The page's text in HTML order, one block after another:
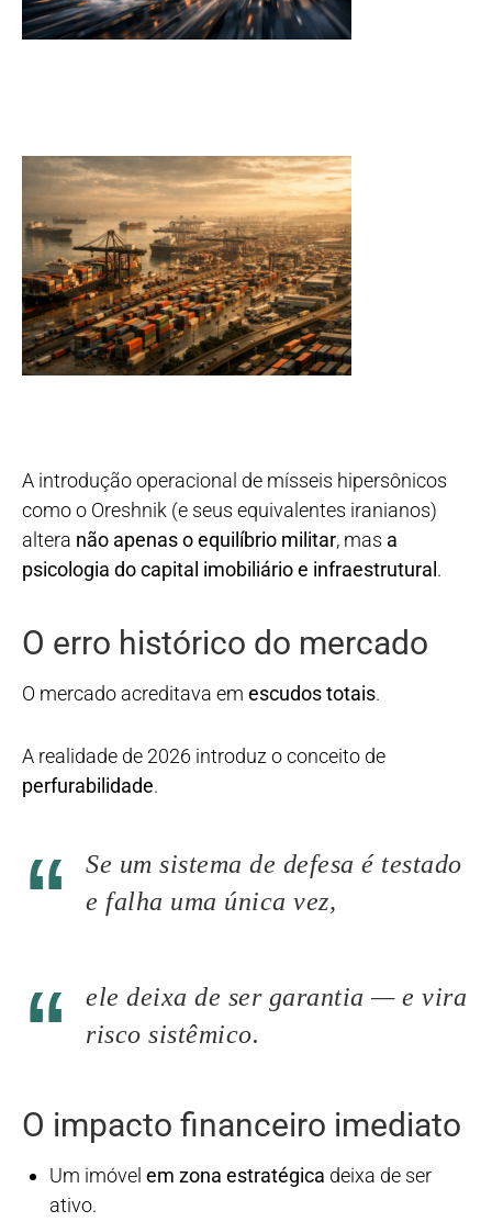
A introdução operacional de mísseis hipersônicos
como o Oreshnik (e seus equivalentes iranianos)
altera não apenas o equilíbrio militar, mas a
psicologia do capital imobiliário e infraestrutural.
O erro histórico do mercado
O mercado acreditava em escudos totais.
A realidade de 2026 introduz o conceito de
perfurabilidade.
Se um sistema de defesa é testado
e falha uma única vez,
ele deixa de ser garantia — e vira
risco sistêmico.
O impacto financeiro imediato
Um imóvel em zona estratégica deixa de ser
ativo.